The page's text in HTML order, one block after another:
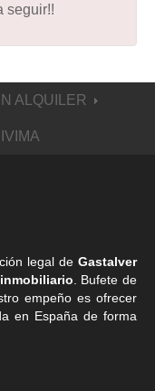
seguir!!
ALQUILER
legal de Gastalver
. Bufete de
empeño es ofrecer
en España de forma